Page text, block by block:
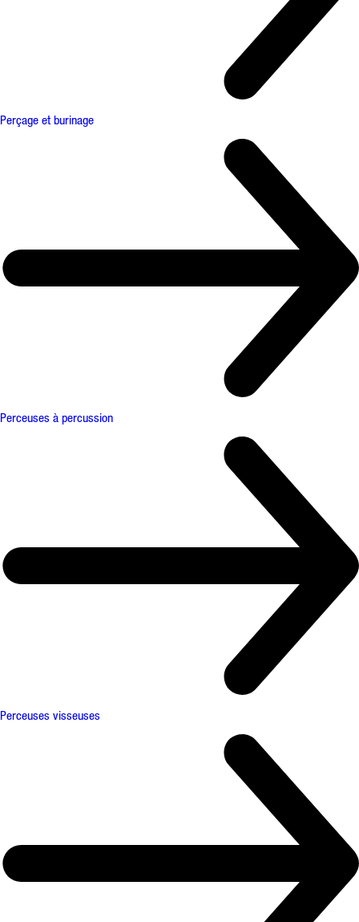
Perçage et burinage
Perceuses à percussion
Perceuses visseuses